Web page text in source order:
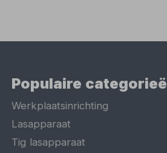
Populaire
Werkplaatsinrichting
Lasapparaat
Tig lasapparaat